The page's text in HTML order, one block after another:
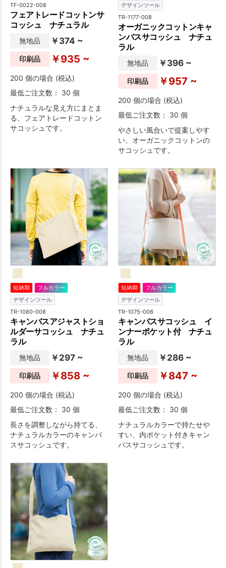
TF-0022-008
フェアトレードコットンサ
コッシュ ナチュラル
無地品 ￥374 ~
印刷品 ￥935 ~
200 個の場合 (税込)
最低ご注文数： 30 個
ナチュラルな見え方にまとま
る、フェアトレードコットン
サコッシュです。
デザインツール
TR-1177-008
オーガニックコットンキャ
ンバスサコッシュ ナチュ
ラル
無地品 ￥396 ~
印刷品 ￥957 ~
200 個の場合 (税込)
最低ご注文数： 30 個
やさしい風合いで提案しやす
い、オーガニックコットンの
サコッシュです。
短納期
フルカラー
デザインツール
TR-1080-008
キャンバスアジャストショ
ルダーサコッシュ ナチュ
ラル
無地品 ￥297 ~
印刷品 ￥858 ~
200 個の場合 (税込)
最低ご注文数： 30 個
長さを調整しながら持てる、
ナチュラルカラーのキャンバ
スサコッシュです。
短納期
フルカラー
デザインツール
TR-1075-008
キャンバスサコッシュ イ
ンナーポケット付 ナチュ
ラル
無地品 ￥286 ~
印刷品 ￥847 ~
200 個の場合 (税込)
最低ご注文数： 30 個
ナチュラルカラーで持たせや
すい、内ポケット付きキャン
バスサコッシュです。